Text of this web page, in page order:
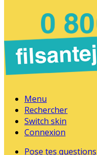
Menu
Rechercher
Switch skin
Connexion
Pose tes questions